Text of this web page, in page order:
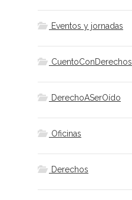
Eventos y jornadas
CuentoConDerechos
DerechoASerOído
Oficinas
Derechos